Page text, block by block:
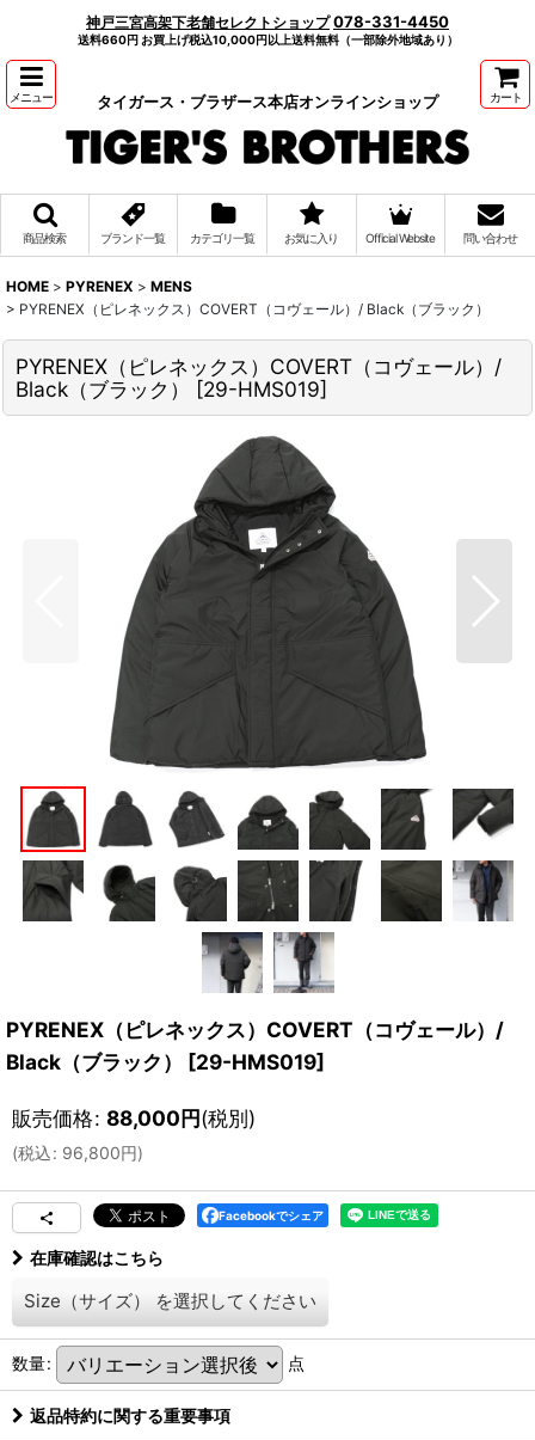
神戸三宮高架下老舗セレクトショップ 078-331-4450
送料660円 お買上げ税込10,000円以上送料無料（一部除外地域あり）
メニュー タイガース・ブラザース本店オンラインショップ カート
商品検索 ブランド一覧 カテゴリ一覧 お気に入り Official Website 問い合わせ
HOME > PYRENEX > MENS
> PYRENEX（ピレネックス）COVERT（コヴェール）/ Black（ブラック）
PYRENEX（ピレネックス）COVERT（コヴェール）/
Black（ブラック）
[29-HMS019]
PYRENEX（ピレネックス）COVERT（コヴェール）/
Black（ブラック）
[29-HMS019]
販売価格: 88,000円(税別)
(税込: 96,800円)
Facebookでシェア
在庫確認はこちら
Size（サイズ） を選択してください
数量: 点
返品特約に関する重要事項